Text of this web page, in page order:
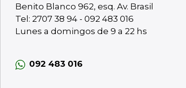
Benito Blanco 962, esq. Av. Brasil
Tel: 2707 38 94 - 092 483 016
Lunes a domingos de 9 a 22 hs
092 483 016